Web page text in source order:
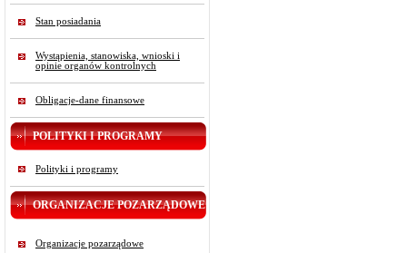
Stan posiadania
Wystąpienia, stanowiska, wnioski i
opinie organów kontrolnych
Obligacje-dane finansowe
POLITYKI I PROGRAMY
Polityki i programy
ORGANIZACJE POZARZĄDOWE
Organizacje pozarządowe